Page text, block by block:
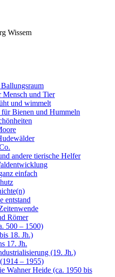
Wissem
und Tier
und wimmelt
Bienen und Hummeln
andere tierische Helfer
einfach
entstand
Römer
500 – 1500)
18. Jh.)
17. Jh.
(19. Jh.)
– 1955)
Wahner Heide (ca. 1950 bis